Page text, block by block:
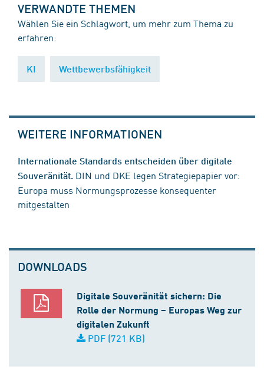
VERWANDTE THEMEN
Wählen Sie ein Schlagwort, um mehr zum Thema zu
erfahren:
KI Wettbewerbsfähigkeit
WEITERE INFORMATIONEN
Internationale Standards entscheiden über digitale
Souveränität. DIN und DKE legen Strategiepapier vor:
Europa muss Normungsprozesse konsequenter
mitgestalten
DOWNLOADS
Digitale Souveränität sichern: Die
Rolle der Normung – Europas Weg zur
digitalen Zukunft
PDF (721 KB)